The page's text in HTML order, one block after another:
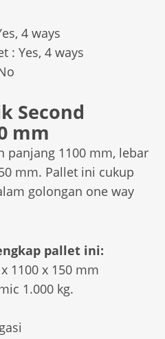
4 ways
: Yes, 4 ways
Second
mm
panjang 1100 mm, lebar
mm. Pallet ini cukup
golongan one way
pallet ini:
1100 x 150 mm
1.000 kg.